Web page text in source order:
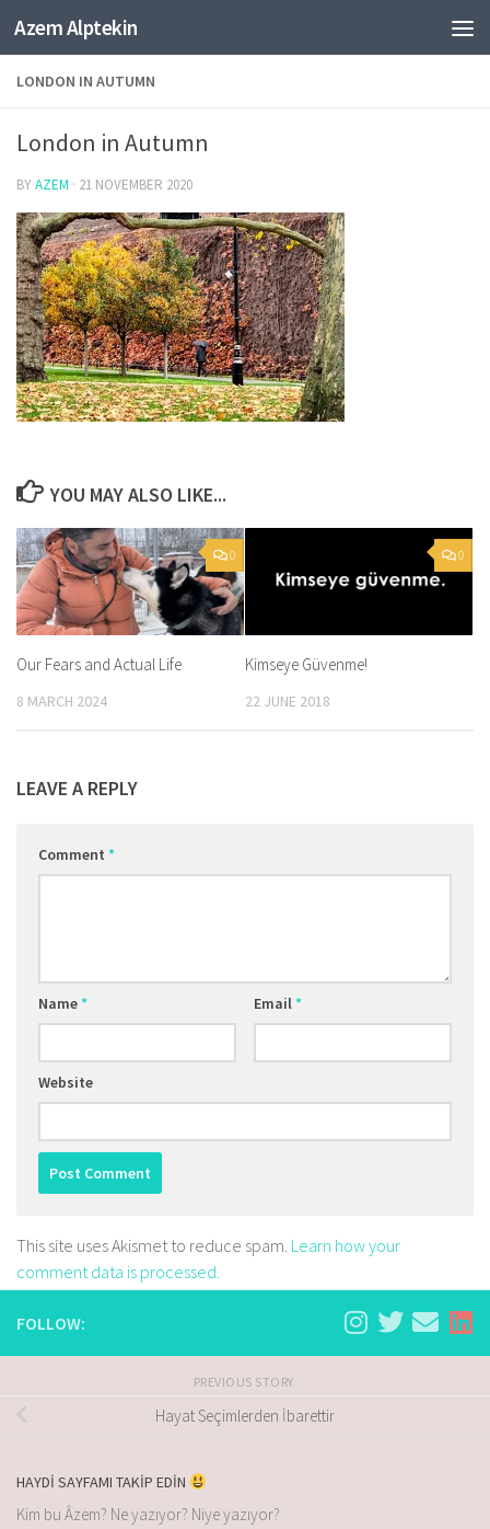
Skip to content
Azem Alptekin
LONDON IN AUTUMN
London in Autumn
BYAZEM · 21 NOVEMBER 2020
YOU MAY ALSO LIKE...
0
Our Fears and Actual Life
8 MARCH 2024
0
Kimseye Güvenme!
22 JUNE 2018
LEAVE A REPLY
Comment *
Name* Email*
Website
This site uses Akismet to reduce spam. Learn how your
comment data is processed.
FOLLOW:
PREVIOUS STORY
Hayat Seçimlerden İbarettir
HAYDİ SAYFAMI TAKİP EDİN
Kim bu Âzem? Ne yazıyor? Niye yazıyor?